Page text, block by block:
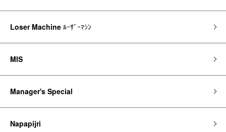
Loser Machine ﾙｰｻﾞｰﾏｼﾝ
MIS
Manager's Special
Napapijri